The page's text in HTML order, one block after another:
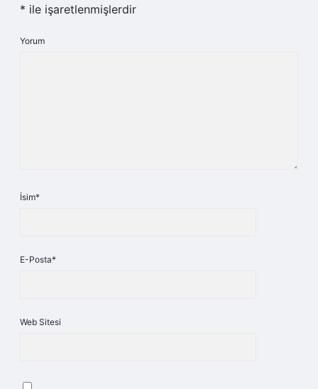
* ile işaretlenmişlerdir
Yorum
İsim*
E-Posta*
Web Sitesi